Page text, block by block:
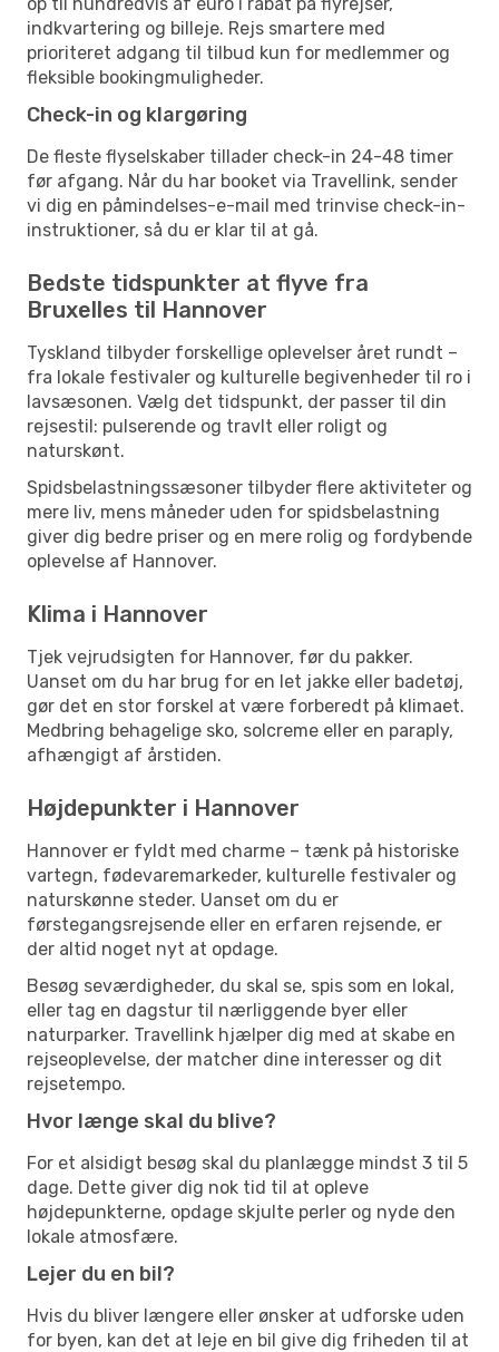
indkvartering og billeje. Rejs smartere med
prioriteret adgang til tilbud kun for medlemmer og
fleksible bookingmuligheder.
Check-in og klargøring
De fleste flyselskaber tillader check-in 24-48 timer
før afgang. Når du har booket via Travellink, sender
vi dig en påmindelses-e-mail med trinvise check-in-
instruktioner, så du er klar til at gå.
Bedste tidspunkter at flyve fra
Bruxelles til Hannover
Tyskland tilbyder forskellige oplevelser året rundt –
fra lokale festivaler og kulturelle begivenheder til ro i
lavsæsonen. Vælg det tidspunkt, der passer til din
rejsestil: pulserende og travlt eller roligt og
naturskønt.
Spidsbelastningssæsoner tilbyder flere aktiviteter og
mere liv, mens måneder uden for spidsbelastning
giver dig bedre priser og en mere rolig og fordybende
oplevelse af Hannover.
Klima i Hannover
Tjek vejrudsigten for Hannover, før du pakker.
Uanset om du har brug for en let jakke eller badetøj,
gør det en stor forskel at være forberedt på klimaet.
Medbring behagelige sko, solcreme eller en paraply,
afhængigt af årstiden.
Højdepunkter i Hannover
Hannover er fyldt med charme – tænk på historiske
vartegn, fødevaremarkeder, kulturelle festivaler og
naturskønne steder. Uanset om du er
førstegangsrejsende eller en erfaren rejsende, er
der altid noget nyt at opdage.
Besøg seværdigheder, du skal se, spis som en lokal,
eller tag en dagstur til nærliggende byer eller
naturparker. Travellink hjælper dig med at skabe en
rejseoplevelse, der matcher dine interesser og dit
rejsetempo.
Hvor længe skal du blive?
For et alsidigt besøg skal du planlægge mindst 3 til 5
dage. Dette giver dig nok tid til at opleve
højdepunkterne, opdage skjulte perler og nyde den
lokale atmosfære.
Lejer du en bil?
Hvis du bliver længere eller ønsker at udforske uden
for byen, kan det at leje en bil give dig friheden til at